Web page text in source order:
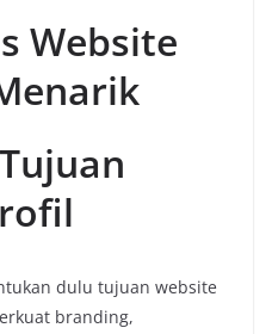
Website
dulu tujuan website
branding,